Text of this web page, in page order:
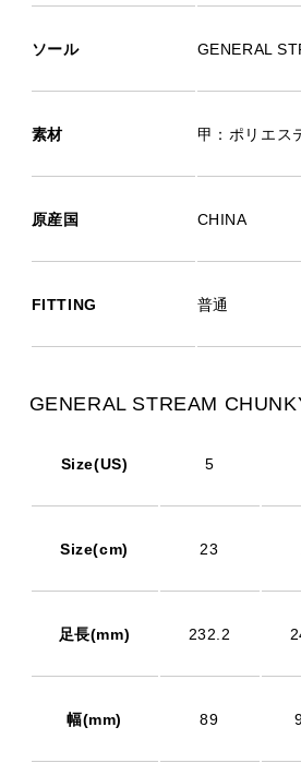
ソール GENERAL
素材 甲：ポリエ
原産国 CHINA
FITTING 普通
GENERAL STREAM
Size(US) 5
Size(cm) 23
足長(mm) 232.2
幅(mm) 89